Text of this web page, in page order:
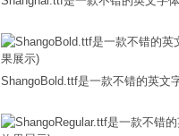
ShangoBold.ttf是一款不错的英文